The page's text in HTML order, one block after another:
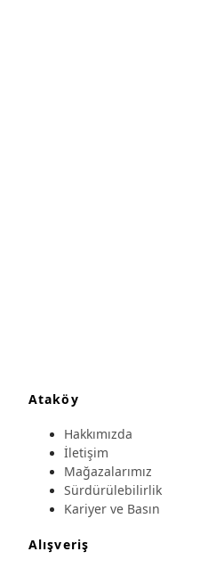
Ataköy
Hakkımızda
İletişim
Mağazalarımız
Sürdürülebilirlik
Kariyer ve Basın
Alışveriş